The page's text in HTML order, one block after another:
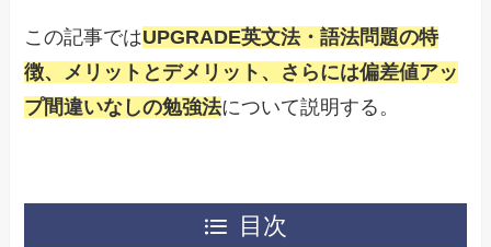
この記事ではUPGRADE英文法・語法問題の特
徴、メリットとデメリット、さらには偏差値アッ
プ間違いなしの勉強法について説明する。
目次